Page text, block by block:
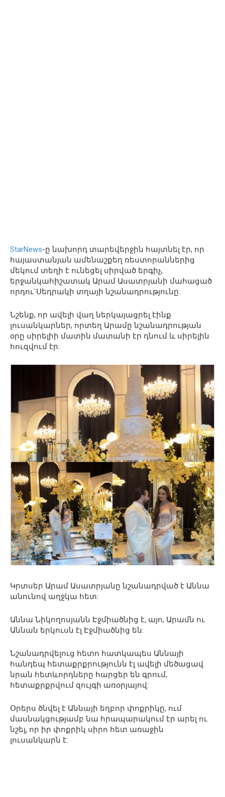
StarNews-ը նախորդ տարեվերջին հայտնել էր, որ
հայաստանյան ամենաշքեղ ռեստորաններից
մեկում տեղի է ունեցել սիրված երգիչ,
երջանկահիշատակ Արամ Ասատրյանի մահացած
որդու`Սեդրակի տղայի նշանադրությունը:
Նշենք, որ ավելի վաղ ներկայացրել էինք
լուսանկարներ, որտեղ Արամը նշանադրության
օրը սիրելիի մատին մատանի էր դնում և սիրելին
հուզվում էր:
Կրտսեր Արամ Ասատրյանը նշանադրված է Աննա
անունով աղջկա հետ:
Աննա Նիկողոսյանն Էջմիածնից է, այո, Արամն ու
Աննան երկուսն էլ Էջմիածնից են:
Նշանադրվելուց հետո հատկապես Աննայի
հանդեպ հետաքրքրությունն էլ ավելի մեծացավ.
նրան հետևորդները հարցեր են գրում,
հետաքրքրվում զույգի առօրյայով:
Օրերս ծնվել է Աննայի եղբոր փոքրիկը, ում
մասնակցությամբ նա հրապարակում էր արել ու
նշել, որ իր փոքրիկ սիրո հետ առաջին
լուսանկարն է: